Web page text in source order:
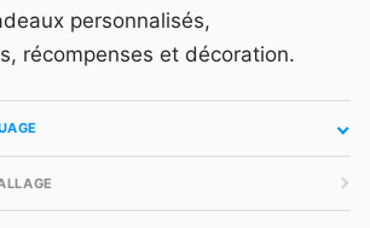
personnalisés,
récompenses et décoration.